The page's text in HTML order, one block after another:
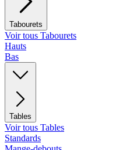
Tabourets
Voir tous Tabourets
Hauts
Bas
Tables
Voir tous Tables
Standards